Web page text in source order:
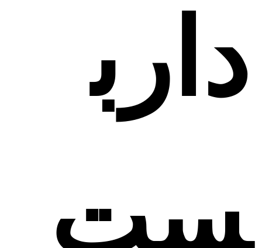
دارب
ست